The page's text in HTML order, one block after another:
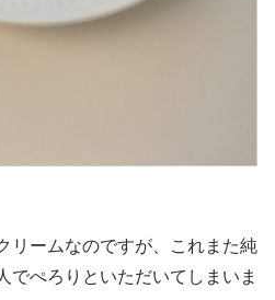
リームなのですが、これまた純
でぺろりといただいてしまいま